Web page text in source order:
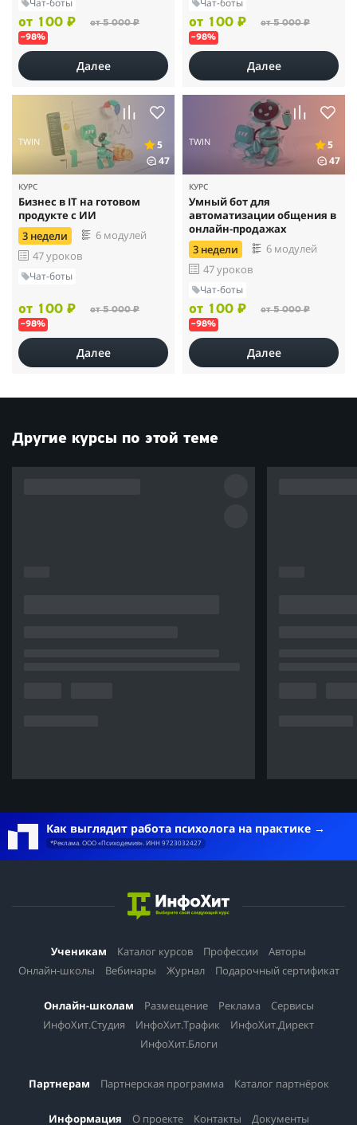
Чат-боты
от 100 ₽ от 5 000 ₽
–98%
Далее
Чат-боты
от 100 ₽ от 5 000 ₽
–98%
Далее
TWIN
5
47
КУРС
Бизнес в IT на готовом
продукте с ИИ
3 недели
6 модулей
47 уроков
Чат-боты
от 100 ₽ от 5 000 ₽
–98%
Далее
TWIN
5
47
КУРС
Умный бот для
автоматизации общения в
онлайн-продажах
3 недели
6 модулей
47 уроков
Чат-боты
от 100 ₽ от 5 000 ₽
–98%
Далее
Другие курсы по этой теме
Как выглядит работа психолога на практике
*Реклама. ООО «Психодемия». ИНН 9723032427
Ученикам Каталог курсов Профессии
Авторы
Онлайн-школы
Вебинары Журнал Подарочный сертификат
Онлайн-школам Размещение Реклама
Сервисы
ИнфоХит.Студия
ИнфоХит.Трафик
ИнфоХит.Директ
ИнфоХит.Блоги
Партнерам Партнерская программа Каталог партнёрок
Информация О проекте Контакты Документы